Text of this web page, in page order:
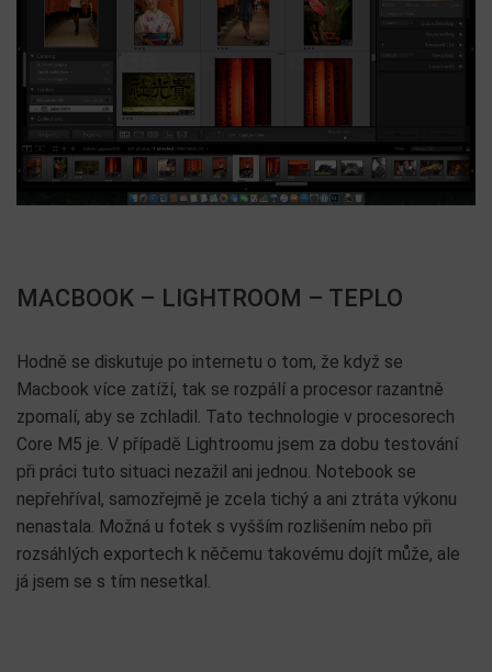
MACBOOK – LIGHTROOM – TEPLO
Hodně se diskutuje po internetu o tom, že když se
Macbook více zatíží, tak se rozpálí a procesor razantně
zpomalí, aby se zchladil. Tato technologie v procesorech
Core M5 je. V případě Lightroomu jsem za dobu testování
při práci tuto situaci nezažil ani jednou. Notebook se
nepřehříval, samozřejmě je zcela tichý a ani ztráta výkonu
nenastala. Možná u fotek s vyšším rozlišením nebo při
rozsáhlých exportech k něčemu takovému dojít může, ale
já jsem se s tím nesetkal.